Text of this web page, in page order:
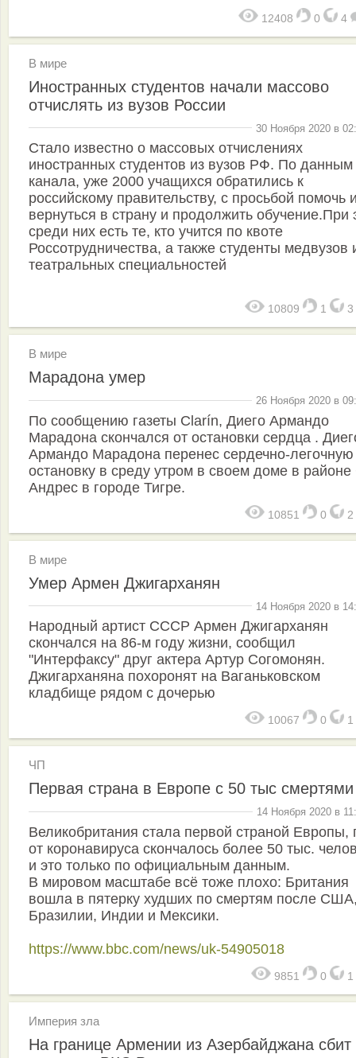
12408 0 4
В мире
Иностранных студентов начали массово
отчислять из вузов России
30 Ноября 2020 в
Стало известно о массовых отчислениях
иностранных студентов из вузов РФ. По данным
канала, уже 2000 учащихся обратились к
российскому правительству, с просьбой помочь
вернуться в страну и продолжить обучение.При
среди них есть те, кто учится по квоте
Россотрудничества, а также студенты медвузов
театральных специальностей
10809 1 3
В мире
Марадона умер
26 Ноября 2020 в
По сообщению газеты Clarín, Диего Армандо
Марадона скончался от остановки сердца .
Армандо Марадона перенес сердечно-легочную
остановку в среду утром в своем доме в
Андрес в городе Тигре.
10851 0 2
В мире
Умер Армен Джигарханян
14 Ноября 2020 в
Народный артист СССР Армен Джигарханян
скончался на 86-м году жизни, сообщил
"Интерфаксу" друг актера Артур Согомонян.
Джигарханяна похоронят на Ваганьковском
кладбище рядом с дочерью
10067 0 1
ЧП
Первая страна в Европе с 50 тыс смертями
14 Ноября 2020 в
Великобритания стала первой страной Европы,
от коронавируса скончалось более 50 тыс.
и это только по официальным данным.
В мировом масштабе всё тоже плохо: Британия
вошла в пятерку худших по смертям после
Бразилии, Индии и Мексики.
https://www.bbc.com/news/uk-54905018
9851 0 1
Империя зла
На границе Армении из Азербайджана сбит